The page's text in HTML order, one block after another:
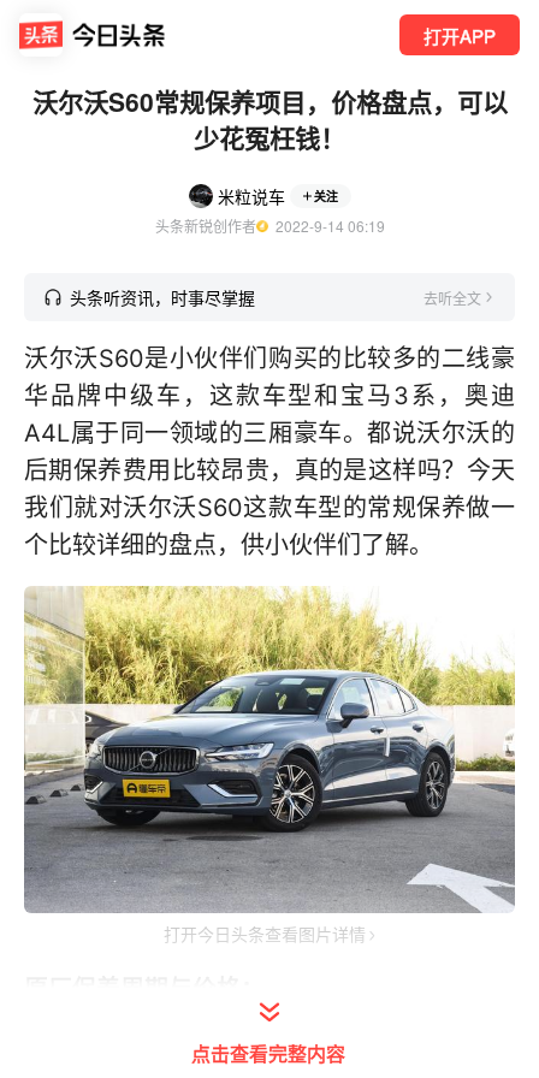
打开APP
沃尔沃S60常规保养项目，价格盘点，可以
少花冤枉钱！
米粒说车 关注
头条新锐创作者
  2022-9-14 06:19
头条听资讯，时事尽掌握 去听全文
沃尔沃S60是小伙伴们购买的比较多的二线豪
华品牌中级车，这款车型和宝马3系，奥迪
A4L属于同一领域的三厢豪车。都说沃尔沃的
后期保养费用比较昂贵，真的是这样吗？今天
我们就对沃尔沃S60这款车型的常规保养做一
个比较详细的盘点，供小伙伴们了解。
打开今日头条查看图片详情
点击查看完整内容